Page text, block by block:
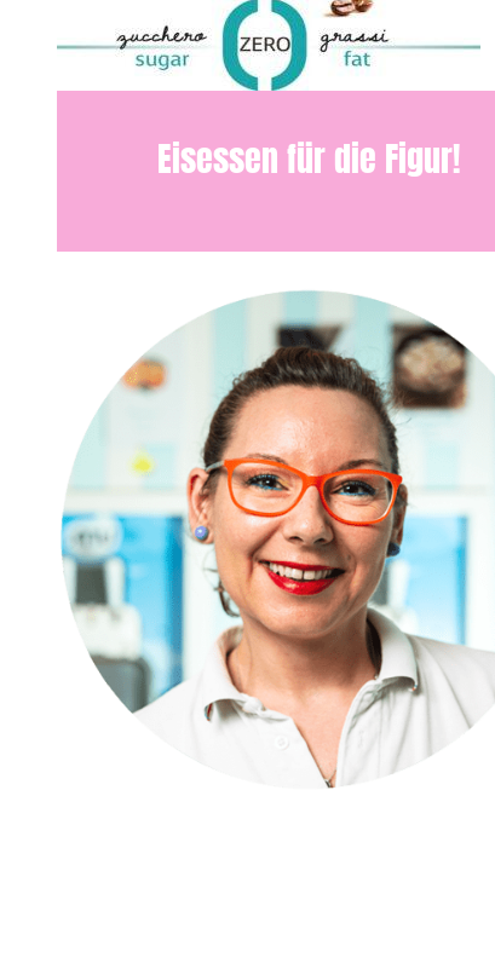
Eisessen für die Figur!